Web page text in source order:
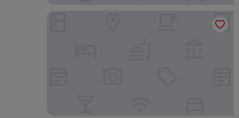
La Quinta Inn & Suites by Wyndham Clifton/Rutherford